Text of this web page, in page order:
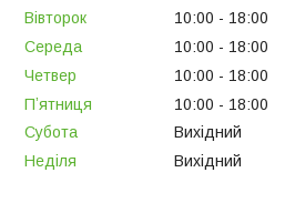
Вівторок
10:00
18:00
Середа
10:00
18:00
Четвер
10:00
18:00
Пʼятниця
10:00
18:00
Субота
Вихідний
Неділя
Вихідний